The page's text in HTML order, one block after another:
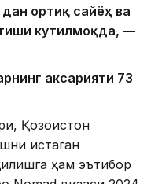
ортиқ сайёҳ ва
кутилмоқда, —
аксарияти 73
Қозоғистон
истаган
ҳам эътибор